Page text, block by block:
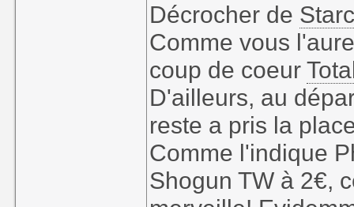
Au fait, quel jeu est
la série ? Shogun ?
Décrocher de
Comme vous
coup de coeur
D'ailleurs, au
reste a pris la
Comme l'indique
Shogun TW à 2€,